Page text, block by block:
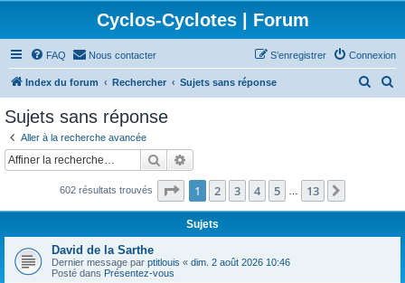
Cyclos-Cyclotes | Forum
FAQ Nous contacter Connexion
S’enregistrer
Index du forum Rechercher Sujets sans réponse
c
c
Sujets sans réponse
Aller à la recherche avancée
Rechercher
602 résultats trouvés Page 1sur13
1 2 3 4 5 13
Sujets
David de la Sarthe
Dernier message par ptitlouis « dim. 2 août 2026 10:46
Posté dans Présentez-vous